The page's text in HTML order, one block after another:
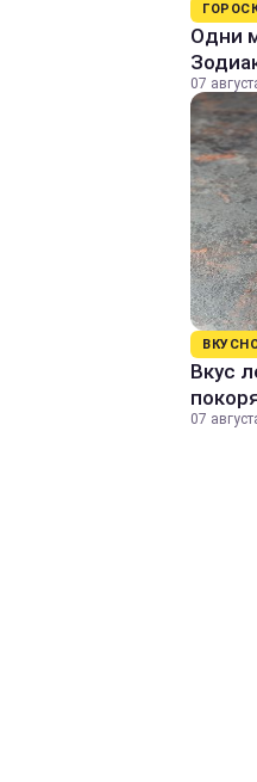
Одни
07
Вкус
07